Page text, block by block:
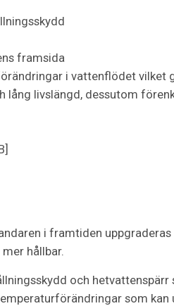
framsida
i vattenflödet vilket
lång livslängd, dessutom
i framtiden
hållbar.
och
som